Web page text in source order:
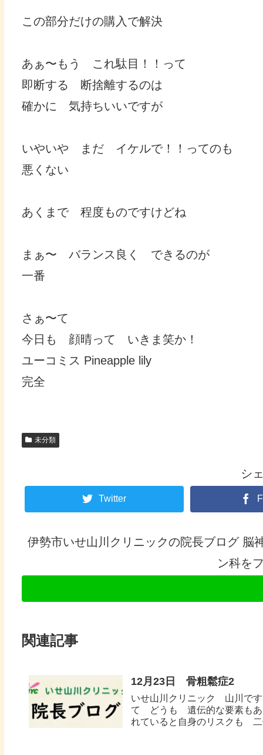
この部分だけの購入で解決
あぁ〜もう これ駄目！！って
即断する 断捨離するのは
確かに 気持ちいいですが
いやいや まだ イケルで！！ってのも
悪くない
あくまで 程度ものですけどね
まぁ〜 バランス良く できるのが
一番
さぁ〜て
今日も 顔晴って いきま笑か！
ユーコミス Pineapple lily
完全
未分類
シ
Twitter
伊勢市いせ山川クリニックの院長ブログ 脳
ン科を
関連記事
12月23日 骨粗鬆症2
いせ山川クリニック 山川で
て どうも 遺伝的な要素もあ
れていると自身のリスクも